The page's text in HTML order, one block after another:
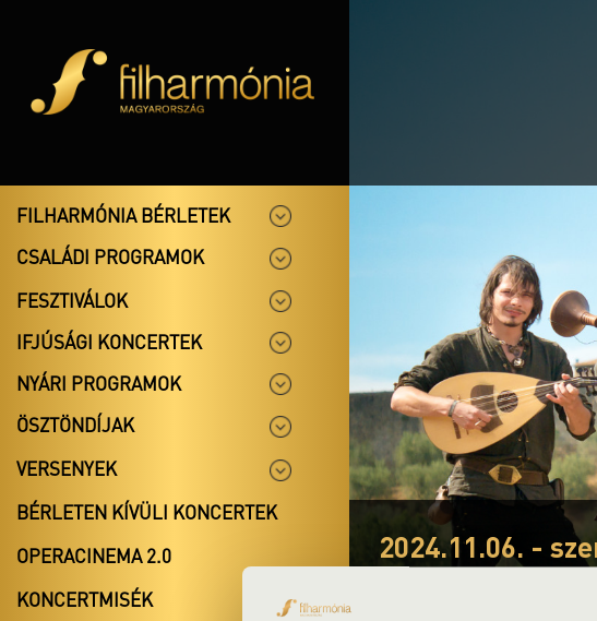
FILHARMÓNIA BÉRLETEK
CSALÁDI PROGRAMOK
FESZTIVÁLOK
IFJÚSÁGI KONCERTEK
NYÁRI PROGRAMOK
ÖSZTÖNDÍJAK
VERSENYEK
BÉRLETEN KÍVÜLI KONCERTEK
OPERACINEMA 2.0
KONCERTMISÉK
2024.11.06. -